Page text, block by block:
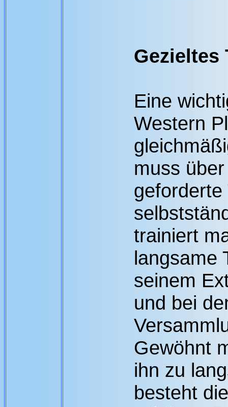
Gezieltes
Eine
Western
muss
geforderte
trainiert
langsame
seinem
und bei
Gewöhnt
ihn zu
besteht